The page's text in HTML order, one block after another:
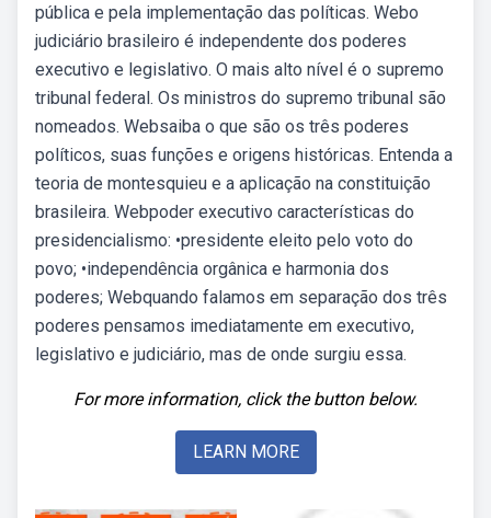
pública e pela implementação das políticas. Webo
judiciário brasileiro é independente dos poderes
executivo e legislativo. O mais alto nível é o supremo
tribunal federal. Os ministros do supremo tribunal são
nomeados. Websaiba o que são os três poderes
políticos, suas funções e origens históricas. Entenda a
teoria de montesquieu e a aplicação na constituição
brasileira. Webpoder executivo características do
presidencialismo: •presidente eleito pelo voto do
povo; •independência orgânica e harmonia dos
poderes; Webquando falamos em separação dos três
poderes pensamos imediatamente em executivo,
legislativo e judiciário, mas de onde surgiu essa.
For more information, click the button below.
LEARN MORE